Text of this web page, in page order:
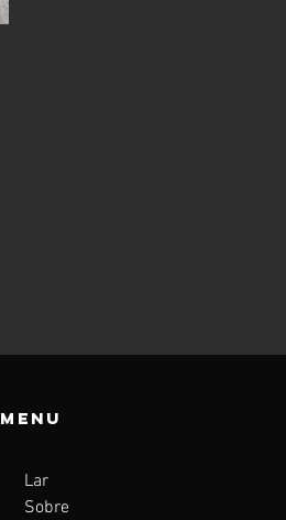
Menu
Lar
Sobre